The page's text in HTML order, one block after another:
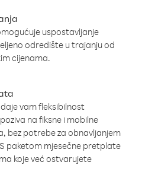
uspostavljanje
odredište u trajanju od
cijenama.
vam fleksibilnost
na fiksne i mobilne
bez potrebe za obnavljanjem
paketom mjesečne pretplate
koje već ostvarujete